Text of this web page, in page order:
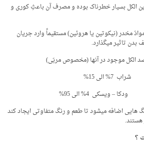
این الکل بسیار خطرناک بوده و مصرف آن باعثِ کوری و
موادّ مخدر (نیکوتین یا هروئین) مستقیماً وارد جریان
تاثیر می­گذارد.
الکل موجود در آنها (مخصوص مربّی)
هایی اضافه میشود تا طعم و رنگ متفاوتی ایجاد کند
هستند.
؟